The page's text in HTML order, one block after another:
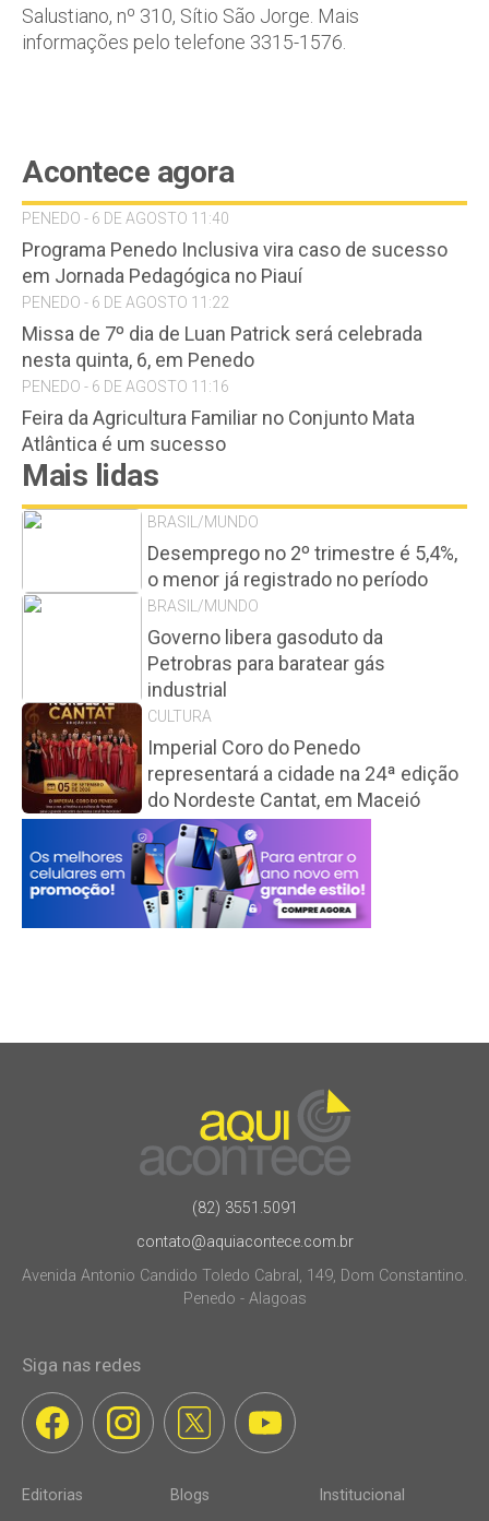
Salustiano, nº 310, Sítio São Jorge. Mais
informações pelo telefone 3315-1576.
Acontece agora
PENEDO - 6 DE AGOSTO 11:40
Programa Penedo Inclusiva vira caso de sucesso
em Jornada Pedagógica no Piauí
PENEDO - 6 DE AGOSTO 11:22
Missa de 7º dia de Luan Patrick será celebrada
nesta quinta, 6, em Penedo
PENEDO - 6 DE AGOSTO 11:16
Feira da Agricultura Familiar no Conjunto Mata
Atlântica é um sucesso
Mais lidas
BRASIL/MUNDO
Desemprego no 2º trimestre é 5,4%,
o menor já registrado no período
BRASIL/MUNDO
Governo libera gasoduto da
Petrobras para baratear gás
industrial
CULTURA
Imperial Coro do Penedo
representará a cidade na 24ª edição
do Nordeste Cantat, em Maceió
(82) 3551.5091
contato@aquiacontece.com.br
Avenida Antonio Candido Toledo Cabral, 149, Dom Constantino.
Penedo - Alagoas
Siga nas redes
Editorias Blogs Institucional